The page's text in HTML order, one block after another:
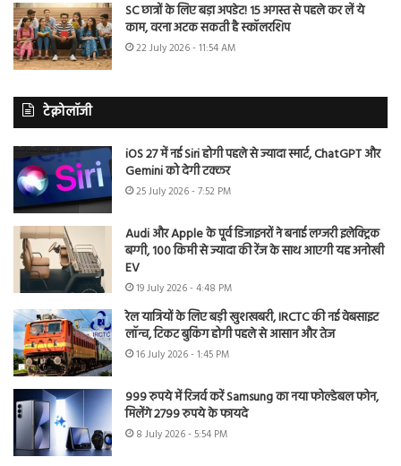
SC छात्रों के लिए बड़ा अपडेट! 15 अगस्त से पहले कर लें ये
काम, वरना अटक सकती है स्कॉलरशिप
22 July 2026 - 11:54 AM
टेक्नोलॉजी
iOS 27 में नई Siri होगी पहले से ज्यादा स्मार्ट, ChatGPT और
Gemini को देगी टक्कर
25 July 2026 - 7:52 PM
Audi और Apple के पूर्व डिजाइनरों ने बनाई लग्जरी इलेक्ट्रिक
बग्गी, 100 किमी से ज्यादा की रेंज के साथ आएगी यह अनोखी
EV
19 July 2026 - 4:48 PM
रेल यात्रियों के लिए बड़ी खुशखबरी, IRCTC की नई वेबसाइट
लॉन्च, टिकट बुकिंग होगी पहले से आसान और तेज
16 July 2026 - 1:45 PM
999 रुपये में रिजर्व करें Samsung का नया फोल्डेबल फोन,
मिलेंगे 2799 रुपये के फायदे
8 July 2026 - 5:54 PM